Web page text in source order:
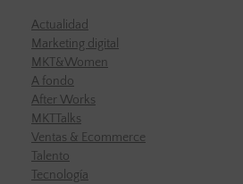
Actualidad
Marketing digital
MKT&Women
A fondo
After Works
MKTTalks
Ventas & Ecommerce
Talento
Tecnología